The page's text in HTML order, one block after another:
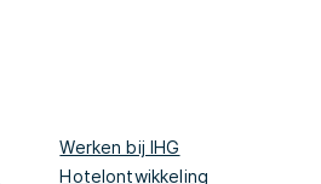
Werken bij IHG
Hotelontwikkeling